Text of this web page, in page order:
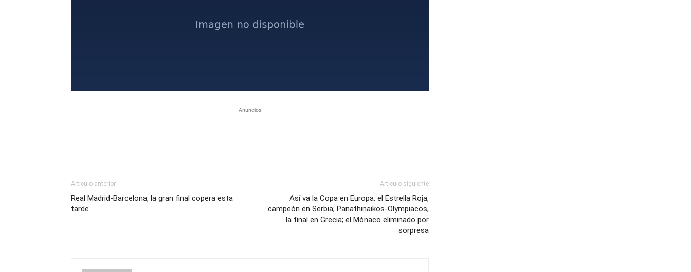
Anuncios
Artículo anterior
Real Madrid-Barcelona, la gran final copera esta
tarde
Artículo siguiente
Así va la Copa en Europa: el Estrella Roja,
campeón en Serbia; Panathinaikos-Olympiacos,
la final en Grecia; el Mónaco eliminado por
sorpresa